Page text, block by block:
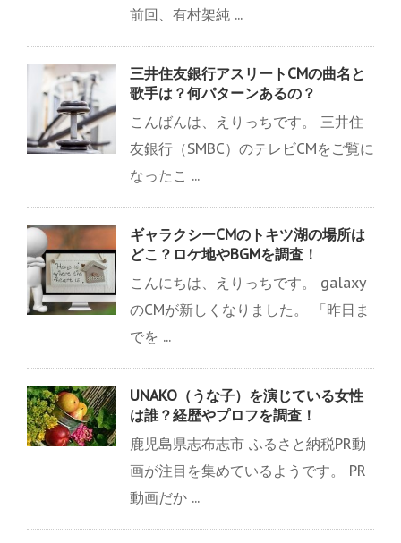
前回、有村架純 ...
三井住友銀行アスリートCMの曲名と
歌手は？何パターンあるの？
こんばんは、えりっちです。 三井住
友銀行（SMBC）のテレビCMをご覧に
なったこ ...
ギャラクシーCMのトキツ湖の場所は
どこ？ロケ地やBGMを調査！
こんにちは、えりっちです。 galaxy
のCMが新しくなりました。 「昨日ま
でを ...
UNAKO（うな子）を演じている女性
は誰？経歴やプロフを調査！
鹿児島県志布志市 ふるさと納税PR動
画が注目を集めているようです。 PR
動画だか ...